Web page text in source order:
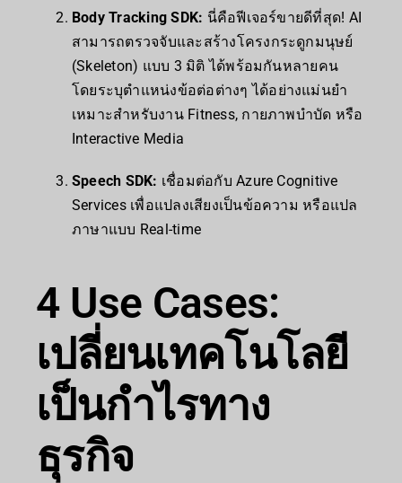
Body Tracking SDK: นี่คือฟีเจอร์ขายดีที่สุด! AI
สามารถตรวจจับและสร้างโครงกระดูกมนุษย์
(Skeleton) แบบ 3 มิติ ได้พร้อมกันหลายคน
โดยระบุตำแหน่งข้อต่อต่างๆ ได้อย่างแม่นยำ
เหมาะสำหรับงาน Fitness, กายภาพบำบัด หรือ
Interactive Media
Speech SDK: เชื่อมต่อกับ Azure Cognitive
Services เพื่อแปลงเสียงเป็นข้อความ หรือแปล
ภาษาแบบ Real-time
4 Use Cases:
เปลี่ยนเทคโนโลยี
เป็นกำไรทาง
ธุรกิจ